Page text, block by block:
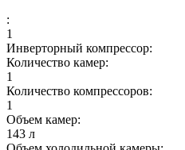
:
1
Инверторный компрессор:
Количество камер:
1
Количество компрессоров:
1
Объем камер:
143 л